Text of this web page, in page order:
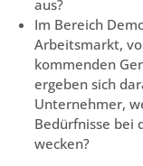
aus?
Im Bereich
Arbeitsmarkt,
kommenden
ergeben sich
Unternehmer,
Bedürfnisse bei
wecken?